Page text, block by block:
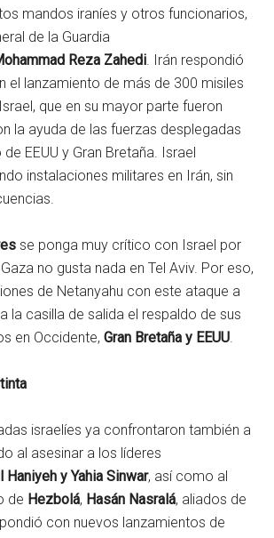
mandos iraníes y otros funcionarios,
de la Guardia
Reza Zahedi . Irán respondió
el lanzamiento de más de 300 misiles
que en su mayor parte fueron
la ayuda de las fuerzas desplegadas
EEUU y Gran Bretaña. Israel
instalaciones militares en Irán, sin
se ponga muy crítico con Israel por
no gusta nada en Tel Aviv. Por eso,
de Netanyahu con este ataque a
la casilla de salida el respaldo de sus
en Occidente, Gran Bretaña y EEUU
israelíes ya confrontaron también a
al asesinar a los líderes
Haniyeh y Yahia Sinwar, así como al
de Hezbolá, Hasán Nasralá, aliados de
con nuevos lanzamientos de